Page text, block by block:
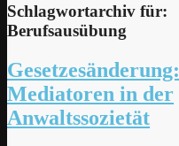
Schlagwortarchiv für:
Berufsausübung
Gesetzesänderung:
Mediatoren in der
Anwaltssozietät